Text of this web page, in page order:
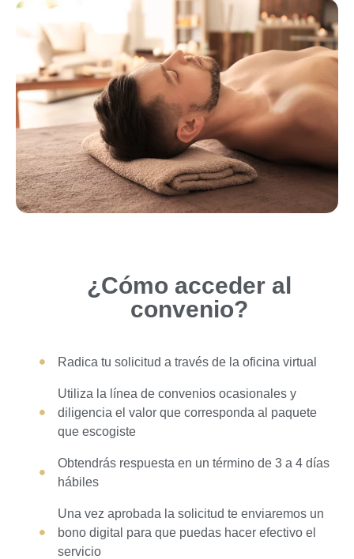
¿Cómo acceder al
convenio?
Radica tu solicitud a través de la oficina virtual
Utiliza la línea de convenios ocasionales y
diligencia el valor que corresponda al paquete
que escogiste
Obtendrás respuesta en un término de 3 a 4 días
hábiles
Una vez aprobada la solicitud te enviaremos un
bono digital para que puedas hacer efectivo el
servicio